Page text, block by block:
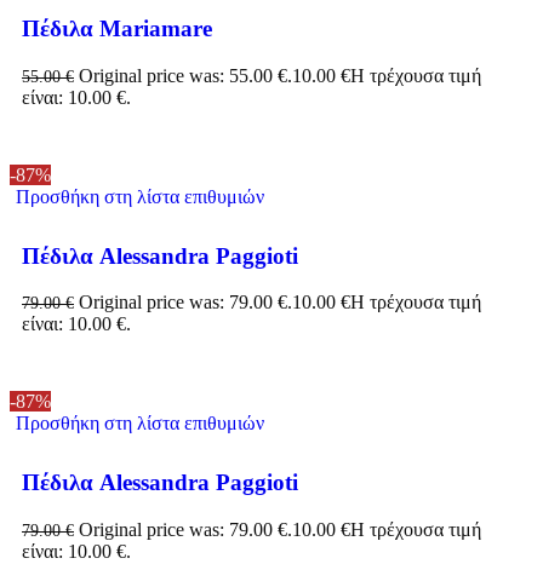
Πέδιλα Mariamare
55.00€ Original price was: 55.00 €.10.00 €Η τρέχουσα τιμή
είναι: 10.00 €.
-87%
Προσθήκη στη λίστα επιθυμιών
Πέδιλα Alessandra Paggioti
79.00€ Original price was: 79.00 €.10.00 €Η τρέχουσα τιμή
είναι: 10.00 €.
-87%
Προσθήκη στη λίστα επιθυμιών
Πέδιλα Alessandra Paggioti
79.00€ Original price was: 79.00 €.10.00 €Η τρέχουσα τιμή
είναι: 10.00 €.